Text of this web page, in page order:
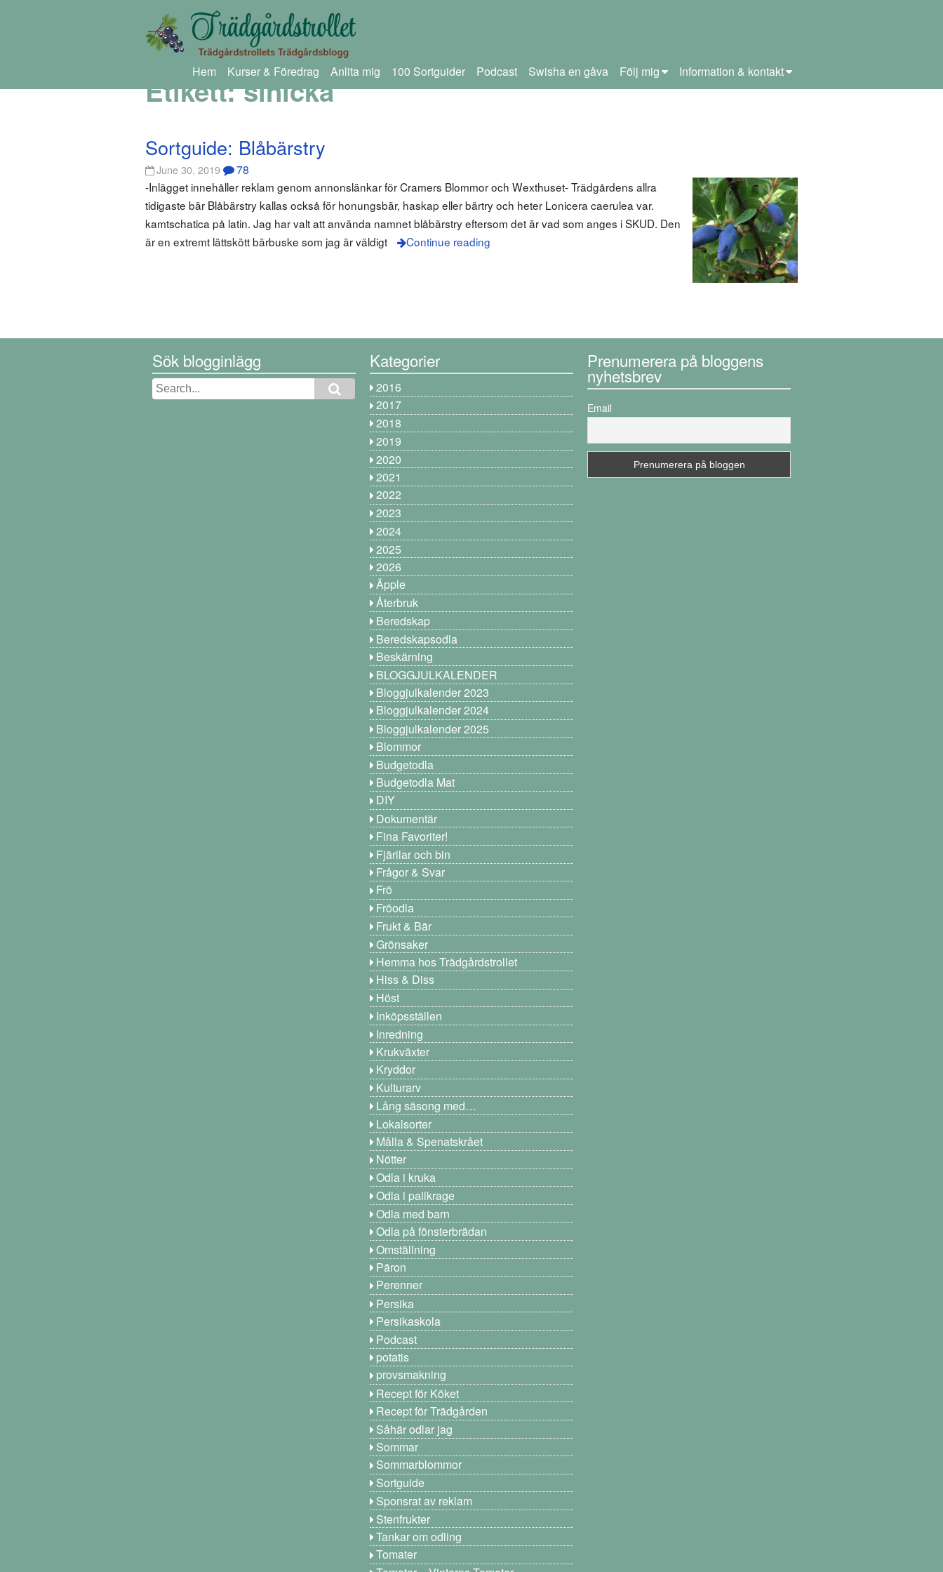
Hem Kurser & Föredrag Anlita mig 100 Sortguider Podcast Swisha en gåva Följ mig Information & kontakt
Etikett:sinicka
Sortguide: Blåbärstry
June 30, 2019 78
-Inlägget innehåller reklam genom annonslänkar för Cramers Blommor och Wexthuset- Trädgårdens allra
tidigaste bär Blåbärstry kallas också för honungsbär, haskap eller bärtry och heter Lonicera caerulea var.
kamtschatica på latin. Jag har valt att använda namnet blåbärstry eftersom det är vad som anges i SKUD. Den
är en extremt lättskött bärbuske som jag är väldigt
Continue reading
Sök blogginlägg Kategorier
2016
2017
2018
2019
2020
2021
2022
2023
2024
2025
2026
Äpple
Återbruk
Beredskap
Beredskapsodla
Beskärning
BLOGGJULKALENDER
Bloggjulkalender 2023
Bloggjulkalender 2024
Bloggjulkalender 2025
Blommor
Budgetodla
Budgetodla Mat
DIY
Dokumentär
Fina Favoriter!
Fjärilar och bin
Frågor & Svar
Frö
Fröodla
Frukt & Bär
Grönsaker
Hemma hos Trädgårdstrollet
Hiss & Diss
Höst
Inköpsställen
Inredning
Krukväxter
Kryddor
Kulturarv
Lång säsong med…
Lokalsorter
Målla & Spenatskrået
Nötter
Odla i kruka
Odla i pallkrage
Odla med barn
Odla på fönsterbrädan
Omställning
Päron
Perenner
Persika
Persikaskola
Podcast
potatis
provsmakning
Recept för Köket
Recept för Trädgården
Såhär odlar jag
Sommar
Sommarblommor
Sortguide
Sponsrat av reklam
Stenfrukter
Tankar om odling
Tomater
Prenumerera på bloggens
nyhetsbrev
Email